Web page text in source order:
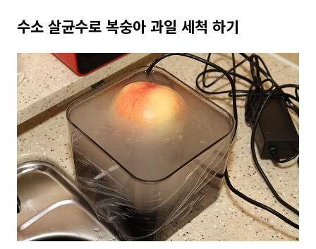
수소 살균수로 복숭아 과일 세척 하기